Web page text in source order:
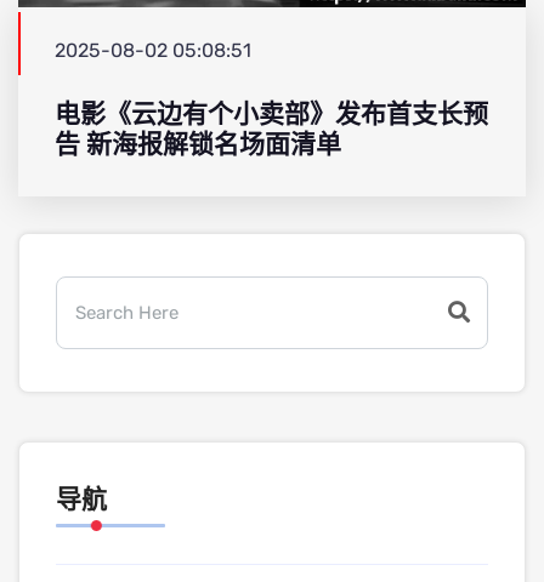
2025-08-02 05:08:51
电影《云边有个小卖部》发布首支长预
告 新海报解锁名场面清单
导航